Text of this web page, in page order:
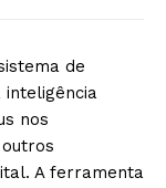
de
nos
A ferramenta